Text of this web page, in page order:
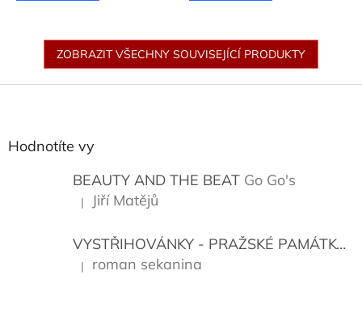
ZOBRAZIT VŠECHNY SOUVISEJÍCÍ PRODUKTY
Hodnotíte vy
BEAUTY AND THE BEAT Go Go's
Hodnocení produktu je 5 z 5 hvězdiček.
| Jiří Matějů
VYSTŘIHOVÁNKY - PRAŽSKÉ PAMÁTKY
Hodnocení produktu je 5 z 5 hvězdiček.
| roman sekanina